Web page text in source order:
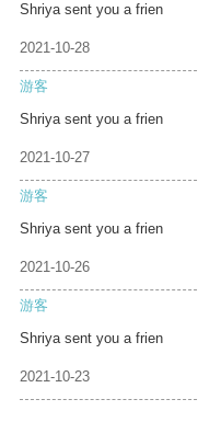
Shriya sent you a frien
2021-10-28
游客
Shriya sent you a frien
2021-10-27
游客
Shriya sent you a frien
2021-10-26
游客
Shriya sent you a frien
2021-10-23